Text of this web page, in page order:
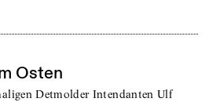
Osten
Detmolder Intendanten Ulf